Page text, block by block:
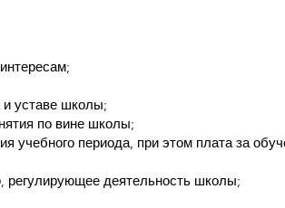
уставе школы;
по вине школы;
учебного периода, при этом плата за
регулирующее деятельность школы;